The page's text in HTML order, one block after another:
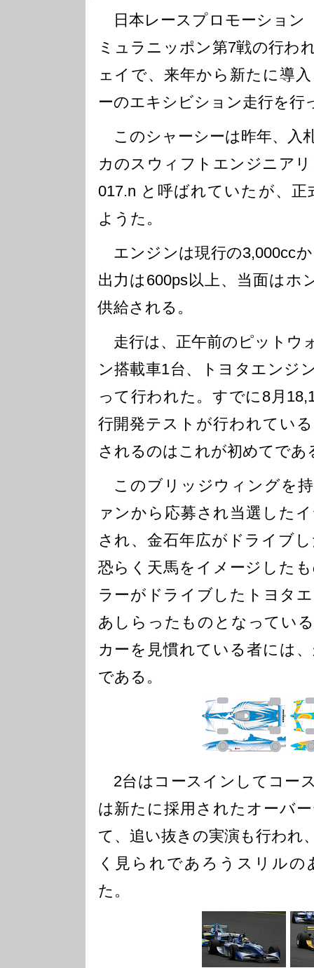
日本レースプロモーション
ミュラニッポン第7戦の行わ
ェイで、来年から新たに導
ーのエキシビション走行を行
このシャーシーは昨年、入
カのスウィフトエンジニア
017.n と呼ばれていたが、
ようた。
エンジンは現行の3,000cc
出力は600ps以上、当面はホ
供給される。
走行は、正午前のピットウ
ン搭載車1台、トヨタエンジ
って行われた。すでに8月
行開発テストが行われてい
されるのはこれが初めてであ
このブリッジウィングを
ァンから応募され当選した
され、金石年広がドライブ
恐らく天馬をイメージした
ラーがドライブしたトヨタ
あしらったものとなってい
カーを見慣れている者には
である。
2台はコースインしてコー
は新たに採用されたオーバ
て、追い抜きの実演も行われ
く見られであろうスリル
た。